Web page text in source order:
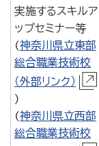
実施するスキルア
ップセミナー等
(神奈川県立東部
総合職業技術校
（外部リンク）
)
(神奈川県立西部
総合職業技術校